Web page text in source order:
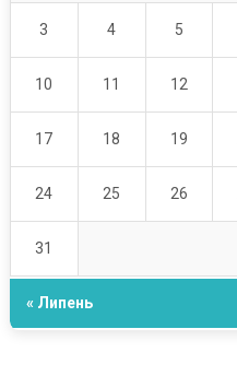
3 4 5
10 11 12
17 18 19
24 25 26
31
« Липень